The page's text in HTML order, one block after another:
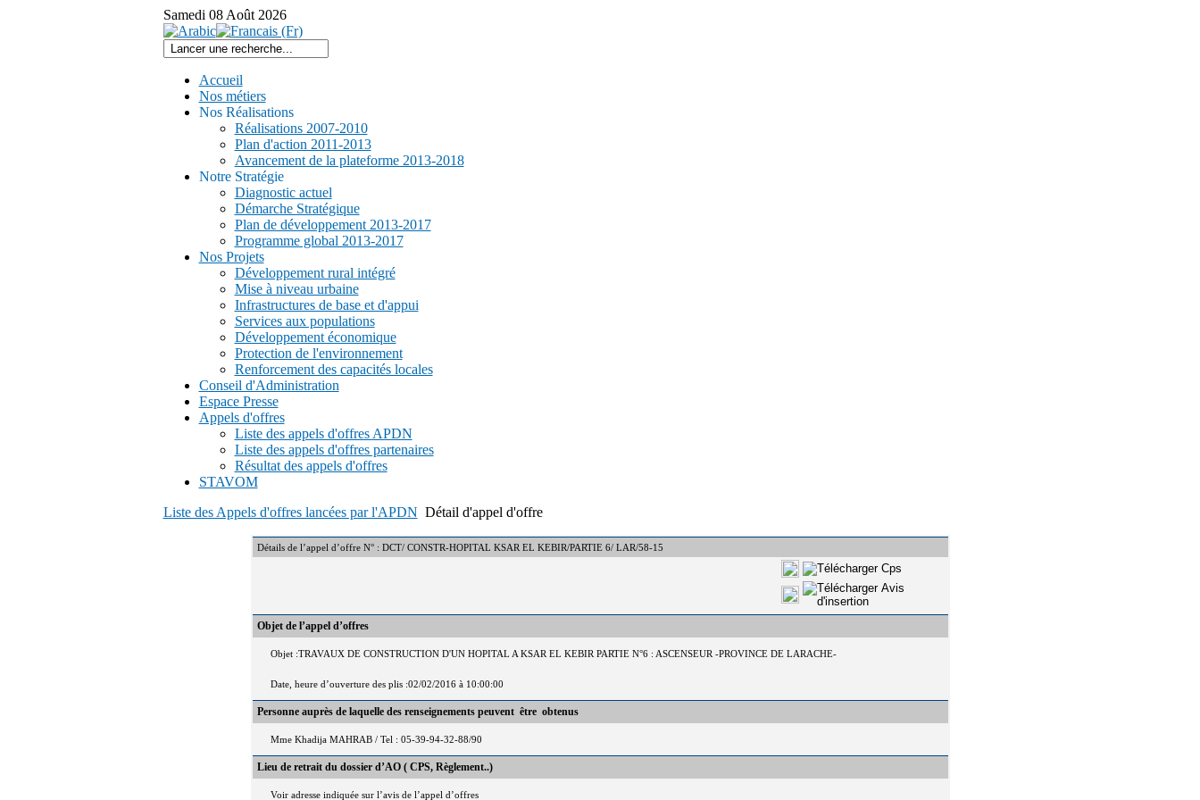
Samedi 08 Août 2026
Accueil
Nos métiers
Nos Réalisations
Réalisations 2007-2010
Plan d'action 2011-2013
Avancement de la plateforme 2013-2018
Notre Stratégie
Diagnostic actuel
Démarche Stratégique
Plan de développement 2013-2017
Programme global 2013-2017
Nos Projets
Développement rural intégré
Mise à niveau urbaine
Infrastructures de base et d'appui
Services aux populations
Développement économique
Protection de l'environnement
Renforcement des capacités locales
Conseil d'Administration
Espace Presse
Appels d'offres
Liste des appels d'offres APDN
Liste des appels d'offres partenaires
Résultat des appels d'offres
STAVOM
Liste des Appels d'offres lancées par l'APDN Détail d'appel d'offre
Détails de l’appel d’offre N° : DCT/ CONSTR-HOPITAL KSAR EL KEBIR/PARTIE 6/ LAR/58-15
Objet de l’appel d’offres
Objet :TRAVAUX DE CONSTRUCTION D'UN HOPITAL A KSAR EL KEBIR PARTIE N°6 : ASCENSEUR -PROVINCE DE LARACHE-
Date, heure d’ouverture des plis :02/02/2016 à 10:00:00
Personne auprès de laquelle des renseignements peuvent être obtenus
Mme Khadija MAHRAB / Tel : 05-39-94-32-88/90
Lieu de retrait du dossier d’AO ( CPS, Règlement..)
Voir adresse indiquée sur l’avis de l’appel d’offres